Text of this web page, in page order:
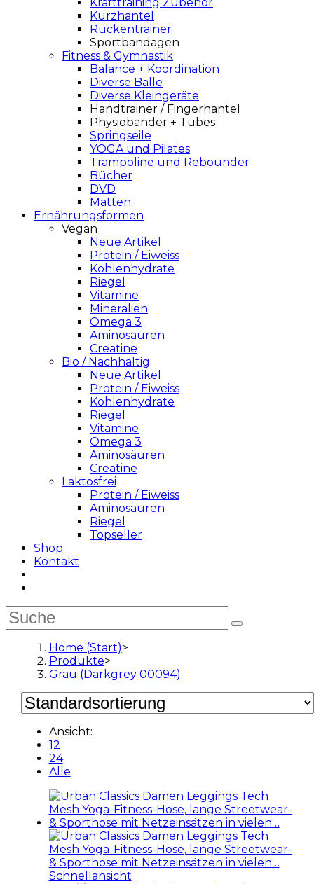
Kurzhantel
Rückentrainer
Sportbandagen
Fitness & Gymnastik
Balance + Koordination
Diverse Bälle
Diverse Kleingeräte
Handtrainer / Fingerhantel
Physiobänder + Tubes
Springseile
YOGA und Pilates
Trampoline und Rebounder
Bücher
DVD
Matten
Ernährungsformen
Vegan
Neue Artikel
Protein / Eiweiss
Kohlenhydrate
Riegel
Vitamine
Mineralien
Omega 3
Aminosäuren
Creatine
Bio / Nachhaltig
Neue Artikel
Protein / Eiweiss
Kohlenhydrate
Riegel
Vitamine
Omega 3
Aminosäuren
Creatine
Laktosfrei
Protein / Eiweiss
Aminosäuren
Riegel
Topseller
Shop
Kontakt
Home (Start)>
Produkte>
Grau (Darkgrey 00094)
Ansicht:
12
24
Alle
Schnellansicht